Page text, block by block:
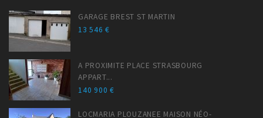
GARAGE BREST ST MARTIN
13 546 €
A PROXIMITE PLACE STRASBOURG
APPART...
140 900 €
LOCMARIA PLOUZANEE MAISON NÉO-